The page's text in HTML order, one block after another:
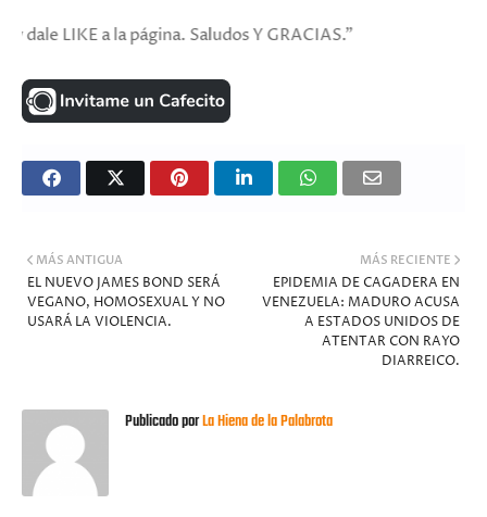
a la página. Saludos Y GRACIAS."
MÁS RECIENTE
EPIDEMIA DE CAGADERA EN
VENEZUELA: MADURO ACUSA
A ESTADOS UNIDOS DE
ATENTAR CON RAYO
DIARREICO.
MÁS ANTIGUA
EL NUEVO JAMES BOND SERÁ
VEGANO, HOMOSEXUAL Y NO
USARÁ LA VIOLENCIA.
Publicado porLa Hiena de la Palabrota